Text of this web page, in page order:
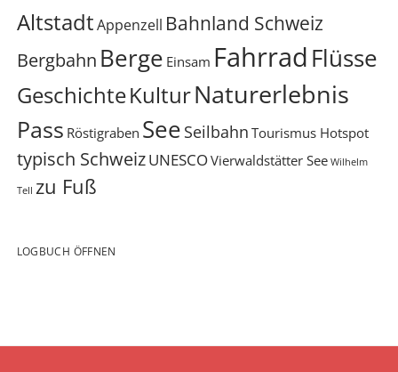
AltstadtAppenzell Bahnland Schweiz
Bergbahn Berge Einsam FahrradFlüsse
GeschichteKulturNaturerlebnis
Pass Röstigraben See Seilbahn Tourismus Hotspot
typisch SchweizUNESCOVierwaldstätter See Wilhelm
Tell zu Fuß
LOGBUCH ÖFFNEN